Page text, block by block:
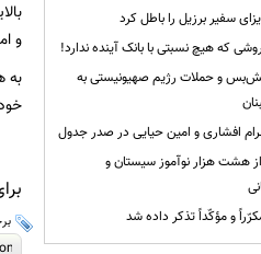
و
به
سفیر برزیل را باطل کرد
که هیچ نسبتی با بانک آینده ندارد!
و حملات رژیم صهیونیستی به
افشاری و امین حیایی در صدر جدول
هشت هزار نوآموز سیستان و
و مؤکّداً تذکر داده شد